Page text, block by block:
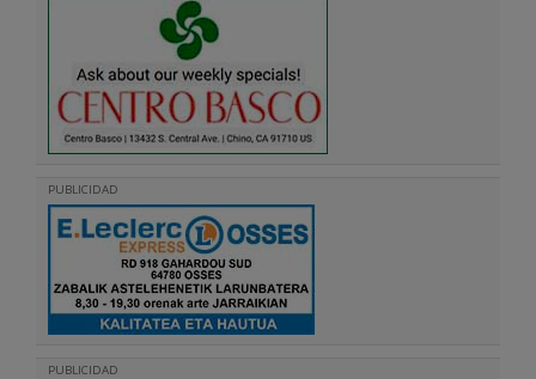
PUBLICIDAD
PUBLICIDAD